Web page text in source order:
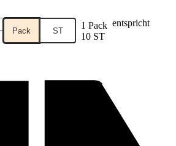
Pack ST 1 Pack entspricht
10 ST